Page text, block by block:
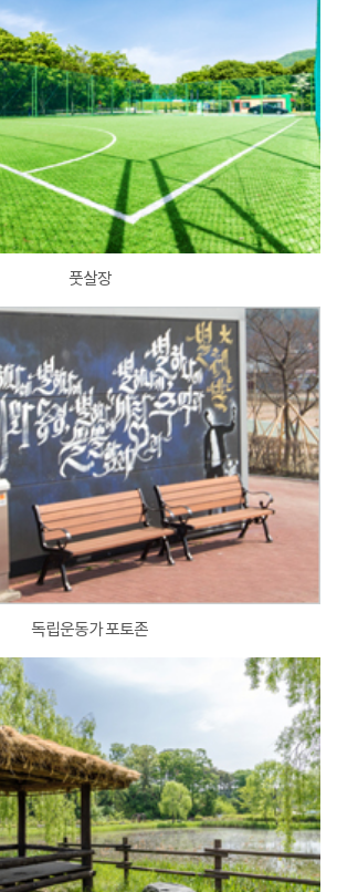
풋살장
독립운동가 포토존